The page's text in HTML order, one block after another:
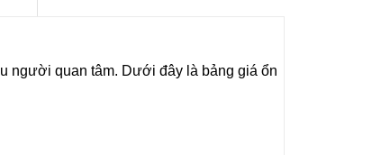
người quan tâm. Dưới đây là bảng giá ổn